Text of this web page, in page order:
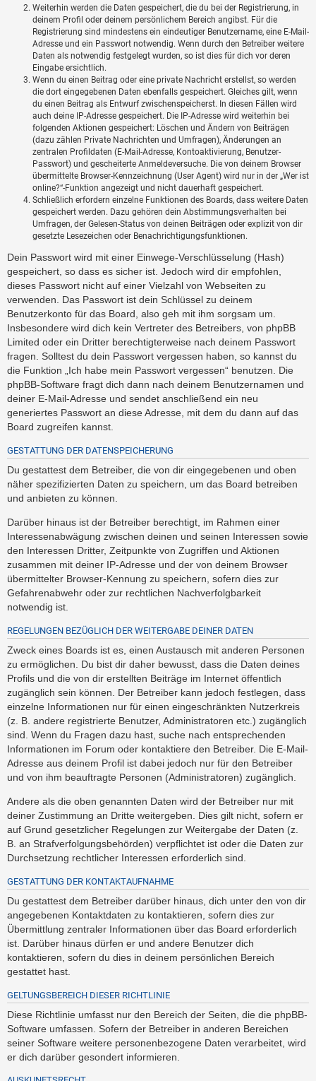
Weiterhin werden die Daten gespeichert, die du bei der Registrierung, in
deinem Profil oder deinem persönlichem Bereich angibst. Für die
Registrierung sind mindestens ein eindeutiger Benutzername, eine E-Mail-
Adresse und ein Passwort notwendig. Wenn durch den Betreiber weitere
Daten als notwendig festgelegt wurden, so ist dies für dich vor deren
Eingabe ersichtlich.
Wenn du einen Beitrag oder eine private Nachricht erstellst, so werden
die dort eingegebenen Daten ebenfalls gespeichert. Gleiches gilt, wenn
du einen Beitrag als Entwurf zwischenspeicherst. In diesen Fällen wird
auch deine IP-Adresse gespeichert. Die IP-Adresse wird weiterhin bei
folgenden Aktionen gespeichert: Löschen und Ändern von Beiträgen
(dazu zählen Private Nachrichten und Umfragen), Änderungen an
zentralen Profildaten (E-Mail-Adresse, Kontoaktivierung, Benutzer-
Passwort) und gescheiterte Anmeldeversuche. Die von deinem Browser
übermittelte Browser-Kennzeichnung (User Agent) wird nur in der „Wer ist
online?“-Funktion angezeigt und nicht dauerhaft gespeichert.
Schließlich erfordern einzelne Funktionen des Boards, dass weitere Daten
gespeichert werden. Dazu gehören dein Abstimmungsverhalten bei
Umfragen, der Gelesen-Status von deinen Beiträgen oder explizit von dir
gesetzte Lesezeichen oder Benachrichtigungsfunktionen.
Dein Passwort wird mit einer Einwege-Verschlüsselung (Hash)
gespeichert, so dass es sicher ist. Jedoch wird dir empfohlen,
dieses Passwort nicht auf einer Vielzahl von Webseiten zu
verwenden. Das Passwort ist dein Schlüssel zu deinem
Benutzerkonto für das Board, also geh mit ihm sorgsam um.
Insbesondere wird dich kein Vertreter des Betreibers, von phpBB
Limited oder ein Dritter berechtigterweise nach deinem Passwort
fragen. Solltest du dein Passwort vergessen haben, so kannst du
die Funktion „Ich habe mein Passwort vergessen“ benutzen. Die
phpBB-Software fragt dich dann nach deinem Benutzernamen und
deiner E-Mail-Adresse und sendet anschließend ein neu
generiertes Passwort an diese Adresse, mit dem du dann auf das
Board zugreifen kannst.
GESTATTUNG DER DATENSPEICHERUNG
Du gestattest dem Betreiber, die von dir eingegebenen und oben
näher spezifizierten Daten zu speichern, um das Board betreiben
und anbieten zu können.
Darüber hinaus ist der Betreiber berechtigt, im Rahmen einer
Interessenabwägung zwischen deinen und seinen Interessen sowie
den Interessen Dritter, Zeitpunkte von Zugriffen und Aktionen
zusammen mit deiner IP-Adresse und der von deinem Browser
übermittelter Browser-Kennung zu speichern, sofern dies zur
Gefahrenabwehr oder zur rechtlichen Nachverfolgbarkeit
notwendig ist.
REGELUNGEN BEZÜGLICH DER WEITERGABE DEINER DATEN
Zweck eines Boards ist es, einen Austausch mit anderen Personen
zu ermöglichen. Du bist dir daher bewusst, dass die Daten deines
Profils und die von dir erstellten Beiträge im Internet öffentlich
zugänglich sein können. Der Betreiber kann jedoch festlegen, dass
einzelne Informationen nur für einen eingeschränkten Nutzerkreis
(z. B. andere registrierte Benutzer, Administratoren etc.) zugänglich
sind. Wenn du Fragen dazu hast, suche nach entsprechenden
Informationen im Forum oder kontaktiere den Betreiber. Die E-Mail-
Adresse aus deinem Profil ist dabei jedoch nur für den Betreiber
und von ihm beauftragte Personen (Administratoren) zugänglich.
Andere als die oben genannten Daten wird der Betreiber nur mit
deiner Zustimmung an Dritte weitergeben. Dies gilt nicht, sofern er
auf Grund gesetzlicher Regelungen zur Weitergabe der Daten (z.
B. an Strafverfolgungsbehörden) verpflichtet ist oder die Daten zur
Durchsetzung rechtlicher Interessen erforderlich sind.
GESTATTUNG DER KONTAKTAUFNAHME
Du gestattest dem Betreiber darüber hinaus, dich unter den von dir
angegebenen Kontaktdaten zu kontaktieren, sofern dies zur
Übermittlung zentraler Informationen über das Board erforderlich
ist. Darüber hinaus dürfen er und andere Benutzer dich
kontaktieren, sofern du dies in deinem persönlichen Bereich
gestattet hast.
GELTUNGSBEREICH DIESER RICHTLINIE
Diese Richtlinie umfasst nur den Bereich der Seiten, die die phpBB-
Software umfassen. Sofern der Betreiber in anderen Bereichen
seiner Software weitere personenbezogene Daten verarbeitet, wird
er dich darüber gesondert informieren.